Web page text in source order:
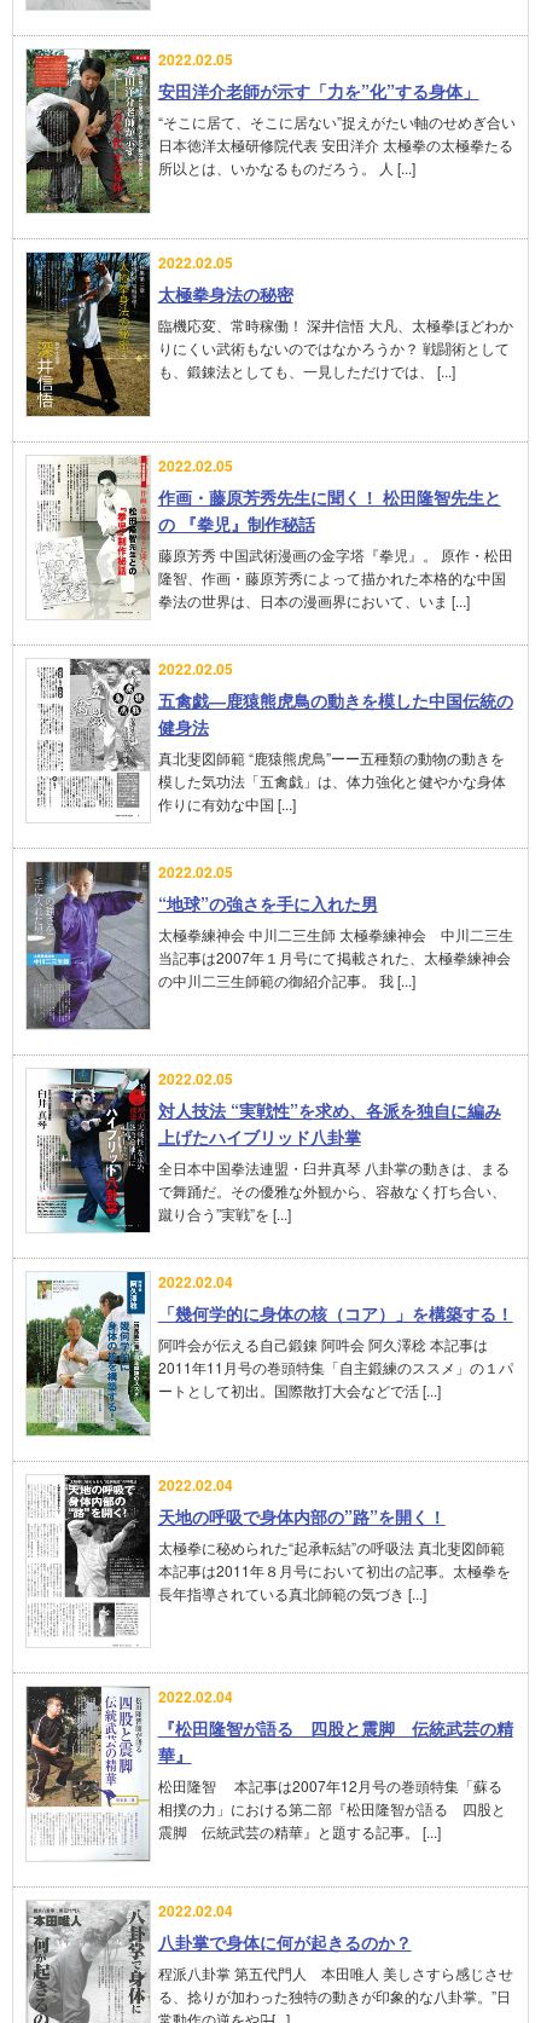
2022.02.05
安田洋介老師が示す「力を”化”する身体」
“そこに居て、そこに居ない”捉えがたい軸のせめぎ合い
日本徳洋太極研修院代表 安田洋介 太極拳の太極拳たる
所以とは、いかなるものだろう。 人 [...]
2022.02.05
太極拳身法の秘密
臨機応変、常時稼働！ 深井信悟 大凡、太極拳ほどわか
りにくい武術もないのではなかろうか？ 戦闘術として
も、鍛錬法としても、一見しただけでは、 [...]
2022.02.05
作画・藤原芳秀先生に聞く！ 松田隆智先生と
の 『拳児』制作秘話
藤原芳秀 中国武術漫画の金字塔『拳児』。 原作・松田
隆智、作画・藤原芳秀によって描かれた本格的な中国
拳法の世界は、日本の漫画界において、いま [...]
2022.02.05
五禽戯―鹿猿熊虎鳥の動きを模した中国伝統の
健身法
真北斐図師範 “鹿猿熊虎鳥”ーー五種類の動物の動きを
模した気功法「五禽戯」は、体力強化と健やかな身体
作りに有効な中国 [...]
2022.02.05
“地球”の強さを手に入れた男
太極拳練神会 中川二三生師 太極拳練神会 中川二三生
当記事は2007年１月号にて掲載された、太極拳練神会
の中川二三生師範の御紹介記事。 我 [...]
2022.02.05
対人技法 “実戦性”を求め、各派を独自に編み
上げたハイブリッド八卦掌
全日本中国拳法連盟・臼井真琴 八卦掌の動きは、まる
で舞踊だ。その優雅な外観から、容赦なく打ち合い、
蹴り合う”実戦”を [...]
2022.02.04
「幾何学的に身体の核（コア）」を構築する！
阿吽会が伝える自己鍛錬 阿吽会 阿久澤稔 本記事は
2011年11月号の巻頭特集「自主鍛練のススメ」の１パ
ートとして初出。国際散打大会などで活 [...]
2022.02.04
天地の呼吸で身体内部の”路”を開く！
太極拳に秘められた“起承転結”の呼吸法 真北斐図師範
本記事は2011年８月号において初出の記事。太極拳を
長年指導されている真北師範の気づき [...]
2022.02.04
『松田隆智が語る 四股と震脚 伝統武芸の精
華』
松田隆智 本記事は2007年12月号の巻頭特集「蘇る
相撲の力」における第二部『松田隆智が語る 四股と
震脚 伝統武芸の精華』と題する記事。 [...]
2022.02.04
八卦掌で身体に何が起きるのか？
程派八卦掌 第五代門人 本田唯人 美しさすら感じさせ
る、捻りが加わった独特の動きが印象的な八卦掌。”日
常動作の逆をやる̶ [...]